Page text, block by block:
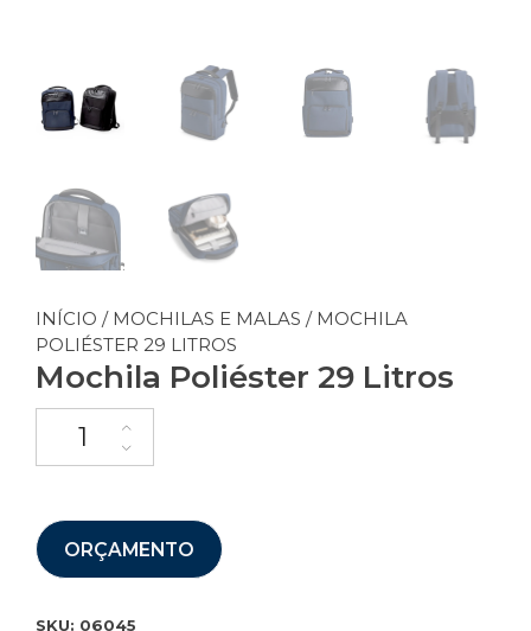
INÍCIO / MOCHILAS E MALAS / MOCHILA
POLIÉSTER 29 LITROS
Mochila Poliéster 29 Litros
ORÇAMENTO
SKU: 06045